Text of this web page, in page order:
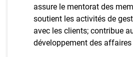
assure le mentorat des
soutient les activités de
avec les clients; contribue
développement des affaires